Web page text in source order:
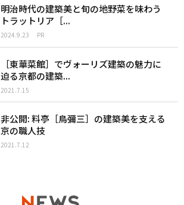
明治時代の建築美と旬の地野菜を味わう
トラットリア［...
2024.9.23 PR
［東華菜館］でヴォーリズ建築の魅力に
迫る京都の建築...
2021.7.15
非公開: 料亭［鳥彌三］の建築美を支える
京の職人技
2021.7.12